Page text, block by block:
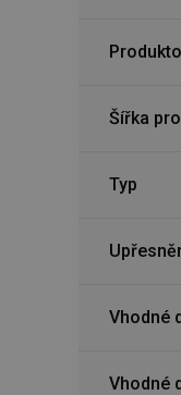
Šířka
Typ
Vhodné
Vhodné